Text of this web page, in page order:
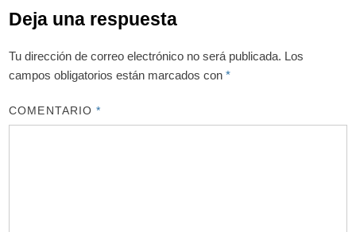
Deja una respuesta
Tu dirección de correo electrónico no será publicada. Los
campos obligatorios están marcados con*
COMENTARIO*